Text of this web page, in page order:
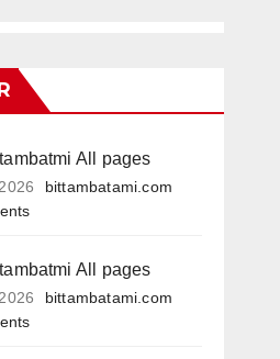
All pages
bittambatami.com
All pages
bittambatami.com